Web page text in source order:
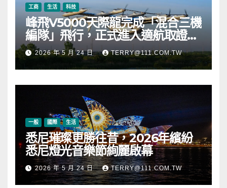
工商 生活 科技
峰飛V5000天際龍完成「混合三機
編隊」飛行，正式進入適航取證階
段2026 年 5 月 24 日 TERRY@111.COM.TW
一般 國際 生活
悉尼璀璨更勝往昔，2026年繽紛
悉尼燈光音樂節絢麗啟幕
2026 年 5 月 24 日 TERRY@111.COM.TW